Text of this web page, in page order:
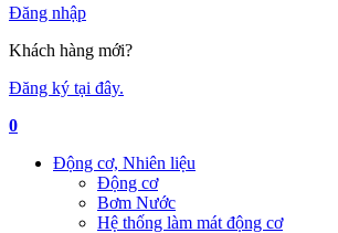
Đăng nhập
Khách hàng mới?
Đăng ký tại đây.
0
Động cơ, Nhiên liệu
Động cơ
Bơm Nước
Hệ thống làm mát động cơ